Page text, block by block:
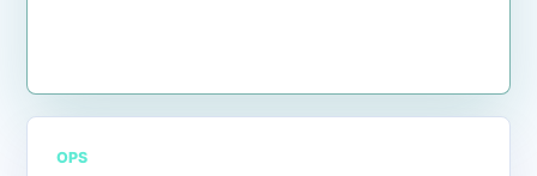
OPS